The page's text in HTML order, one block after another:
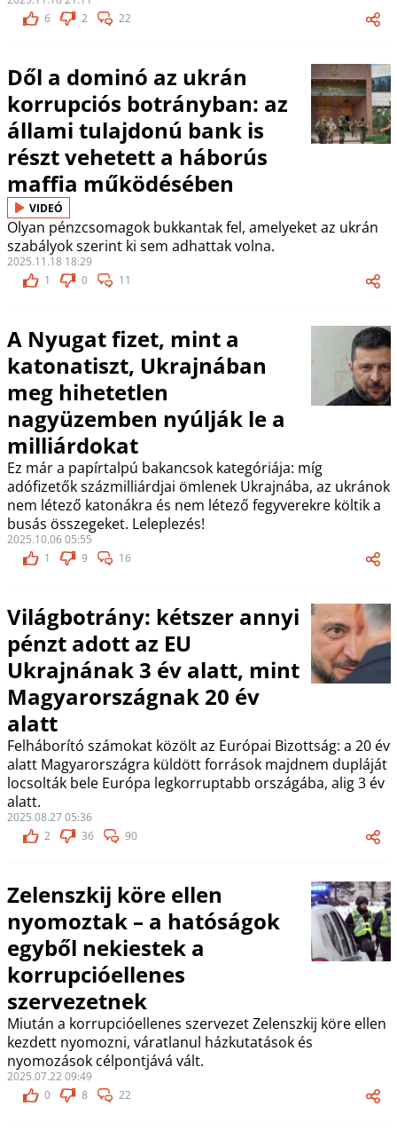
6
2 22
Dől a dominó az ukrán
korrupciós botrányban: az
állami tulajdonú bank is
részt vehetett a háborús
maffia működésében
VIDEÓ
Olyan pénzcsomagok bukkantak fel, amelyeket az ukrán
szabályok szerint ki sem adhattak volna.
2025.11.18 18:29
1
0 11
A Nyugat fizet, mint a
katonatiszt, Ukrajnában
meg hihetetlen
nagyüzemben nyúlják le a
milliárdokat
Ez már a papírtalpú bakancsok kategóriája: míg
adófizetők százmilliárdjai ömlenek Ukrajnába, az ukránok
nem létező katonákra és nem létező fegyverekre költik a
busás összegeket. Leleplezés!
2025.10.06 05:55
1
9 16
Világbotrány: kétszer annyi
pénzt adott az EU
Ukrajnának 3 év alatt, mint
Magyarországnak 20 év
alatt
Felháborító számokat közölt az Európai Bizottság: a 20 év
alatt Magyarországra küldött források majdnem dupláját
locsolták bele Európa legkorruptabb országába, alig 3 év
alatt.
2025.08.27 05:36
2
36 90
Zelenszkij köre ellen
nyomoztak – a hatóságok
egyből nekiestek a
korrupcióellenes
szervezetnek
Miután a korrupcióellenes szervezet Zelenszkij köre ellen
kezdett nyomozni, váratlanul házkutatások és
nyomozások célpontjává vált.
2025.07.22 09:49
0
8 22